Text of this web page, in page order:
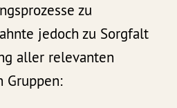
zu
jedoch zu Sorgfalt
aller relevanten
Gruppen: